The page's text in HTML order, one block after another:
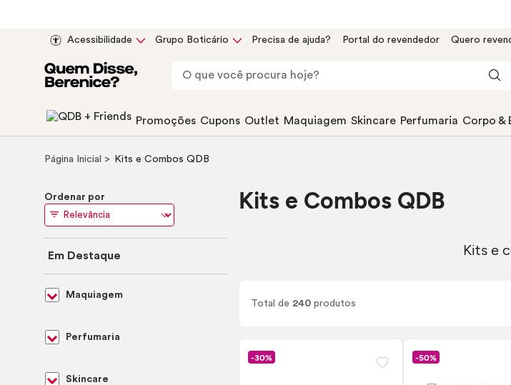
Acessibilidade Grupo Boticário Precisa de ajuda? Portal do revendedor Quero
Promoções Cupons Outlet Maquiagem Skincare Perfumaria Corpo &
Página Inicial Kits e Combos QDB
Kits e Combos QDB
Kits e
Total de 240 produtos
-30% -50%
Ordenar por
Em Destaque
Maquiagem
Perfumaria
Skincare